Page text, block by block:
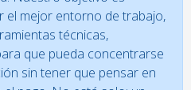
mejor entorno de trabajo,
técnicas,
que pueda concentrarse
sin tener que pensar en